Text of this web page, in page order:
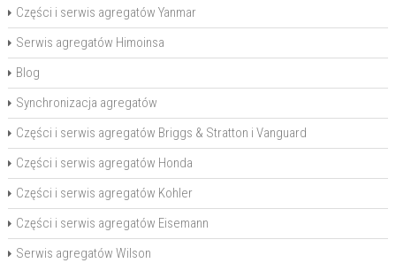
Części i serwis agregatów Yanmar
Serwis agregatów Himoinsa
Blog
Synchronizacja agregatów
Części i serwis agregatów Briggs & Stratton i Vanguard
Części i serwis agregatów Honda
Części i serwis agregatów Kohler
Części i serwis agregatów Eisemann
Serwis agregatów Wilson